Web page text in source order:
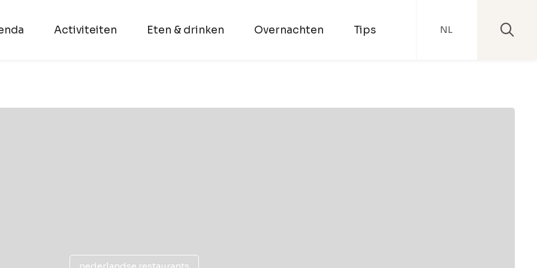
Activiteiten Eten & drinken Overnachten Tips NL